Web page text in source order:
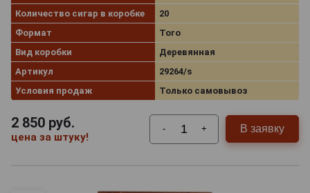
Количество сигар в коробке
20
Формат
Toro
Вид коробки
Деревянная
Артикул
29264/s
Условия продаж
Только самовывоз
2 850 руб.
цена за штуку!
- + В заявку